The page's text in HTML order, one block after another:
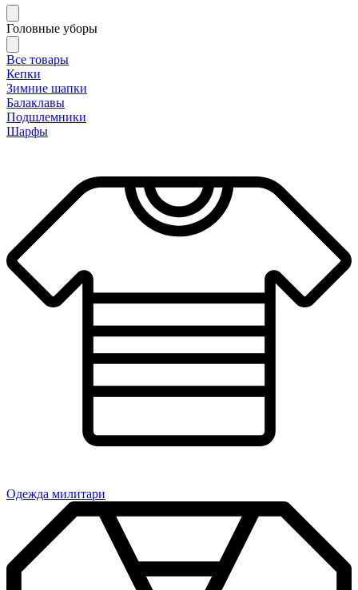
Головные уборы
Все товары
Кепки
Зимние шапки
Балаклавы
Подшлемники
Шарфы
Одежда милитари